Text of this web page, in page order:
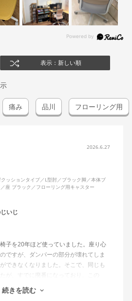
表示：新しい順
痛み 品川 フローリング用
2026.6.27
ッションタイプ／L型肘／ブラック脚／本体ブ
座 ブラック／フローリング用キャスター
いじ
子を20年ほど使っていました。座り心
ですが、ダンパーの部分が壊れてしま
できなくなりました。そこで、同じも
が、すでに廃番になっており、この
や固めの椅子ですが、使っているうち
っています。フローリング床で使って
続きを読む